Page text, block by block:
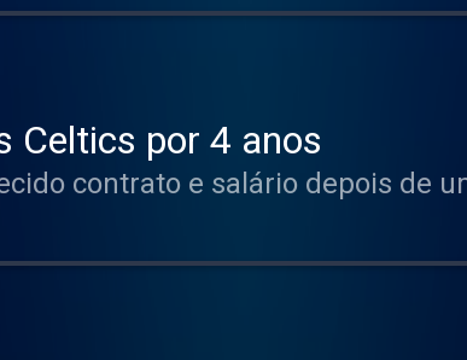
Celtics por 4 anos
contrato e salário depois de